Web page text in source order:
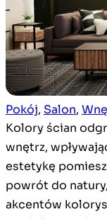
Pokój, Salon,
Kolory ścian
wnętrz,
estetykę
powrót do
akcentów